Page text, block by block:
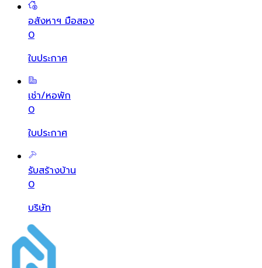
อสังหาฯ มือสอง
0
ใบประกาศ
เช่า/หอพัก
0
ใบประกาศ
รับสร้างบ้าน
0
บริษัท